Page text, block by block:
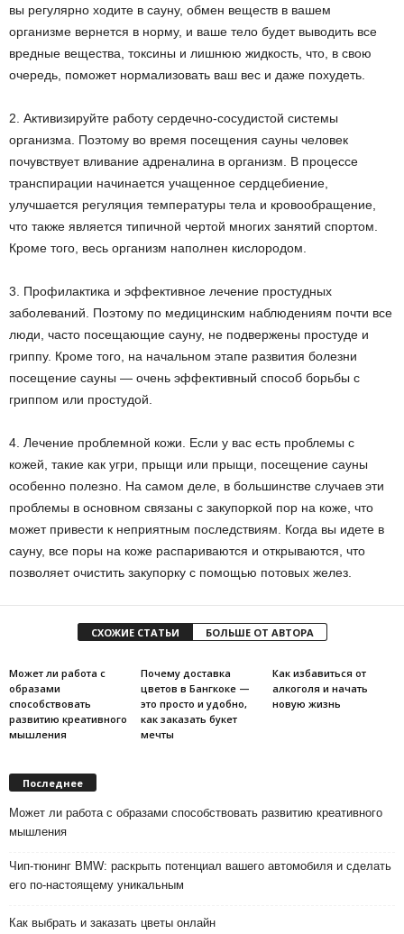
вы регулярно ходите в сауну, обмен веществ в вашем
организме вернется в норму, и ваше тело будет выводить все
вредные вещества, токсины и лишнюю жидкость, что, в свою
очередь, поможет нормализовать ваш вес и даже похудеть.
2. Активизируйте работу сердечно-сосудистой системы
организма. Поэтому во время посещения сауны человек
почувствует вливание адреналина в организм. В процессе
транспирации начинается учащенное сердцебиение,
улучшается регуляция температуры тела и кровообращение,
что также является типичной чертой многих занятий спортом.
Кроме того, весь организм наполнен кислородом.
3. Профилактика и эффективное лечение простудных
заболеваний. Поэтому по медицинским наблюдениям почти все
люди, часто посещающие сауну, не подвержены простуде и
гриппу. Кроме того, на начальном этапе развития болезни
посещение сауны — очень эффективный способ борьбы с
гриппом или простудой.
4. Лечение проблемной кожи. Если у вас есть проблемы с
кожей, такие как угри, прыщи или прыщи, посещение сауны
особенно полезно. На самом деле, в большинстве случаев эти
проблемы в основном связаны с закупоркой пор на коже, что
может привести к неприятным последствиям. Когда вы идете в
сауну, все поры на коже распариваются и открываются, что
позволяет очистить закупорку с помощью потовых желез.
СХОЖИЕ СТАТЬИ БОЛЬШЕ ОТ АВТОРА
Может ли работа с
образами
способствовать
развитию креативного
мышления
Почему доставка
цветов в Бангкоке —
это просто и удобно,
как заказать букет
мечты
Как избавиться от
алкоголя и начать
новую жизнь
Последнее
Может ли работа с образами способствовать развитию креативного
мышления
Чип-тюнинг BMW: раскрыть потенциал вашего автомобиля и сделать
его по-настоящему уникальным
Как выбрать и заказать цветы онлайн